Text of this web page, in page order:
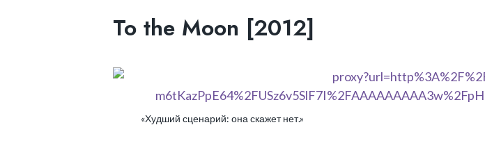
To the Moon [2012]
«Худший сценарий: она скажет нет.»